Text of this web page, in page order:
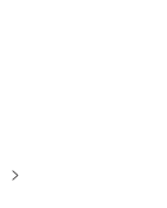
>